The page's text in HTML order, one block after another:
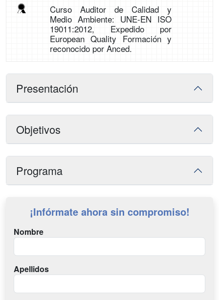
Curso Auditor de Calidad y
Medio Ambiente: UNE-EN ISO
19011:2012, Expedido por
European Quality Formación y
reconocido por Anced.
Presentación
Objetivos
Programa
¡Infórmate ahora sin compromiso!
Nombre
Apellidos